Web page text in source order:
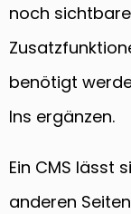
noch
benötigt
Ins ergänzen.
Ein CMS lässt
anderen